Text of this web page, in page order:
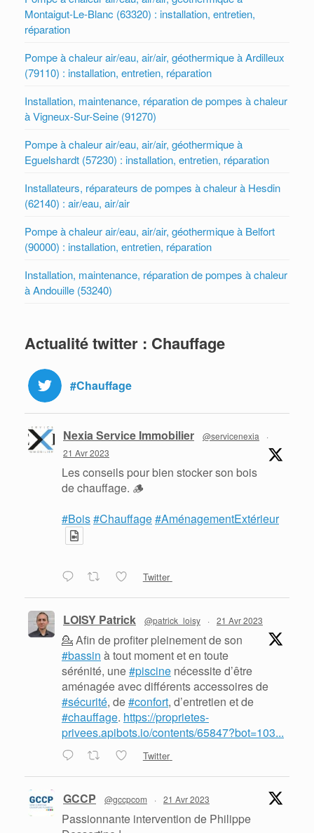
Montaigut-Le-Blanc (63320) : installation, entretien,
réparation
Pompe à chaleur air/eau, air/air, géothermique à Ardilleux
(79110) : installation, entretien, réparation
Installation, maintenance, réparation de pompes à chaleur
à Vigneux-Sur-Seine (91270)
Pompe à chaleur air/eau, air/air, géothermique à
Eguelshardt (57230) : installation, entretien, réparation
Installateurs, réparateurs de pompes à chaleur à Hesdin
(62140) : air/eau, air/air
Pompe à chaleur air/eau, air/air, géothermique à Belfort
(90000) : installation, entretien, réparation
Installation, maintenance, réparation de pompes à chaleur
à Andouille (53240)
Actualité twitter : Chauffage
#Chauffage
Nexia Service Immobilier @servicenexia
·
21 Avr 2023
Les conseils pour bien stocker son bois
de chauffage. 🪵
#Bois#Chauffage#AménagementExtérieur
Twitter
LOISY Patrick @patrick_loisy · 21 Avr 2023
💁 Afin de profiter pleinement de son
#bassin à tout moment et en toute
sérénité, une#piscine nécessite d’être
aménagée avec différents accessoires de
#sécurité, de#confort, d’entretien et de
#chauffage. https://proprietes-
privees.apibots.io/contents/65847?bot=103...
Twitter
GCCP @gccpcom · 21 Avr 2023
Passionnante intervention de Philippe